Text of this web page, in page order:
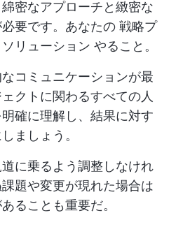
密なアプローチと緻密な
要です。あなたの 戦略プ
リューション やること。
コミュニケーションが最
クトに関わるすべての人
確に理解し、結果に対す
ましょう。
に乗るよう調整しなけれ
題や変更が現れた場合は
ることも重要だ。